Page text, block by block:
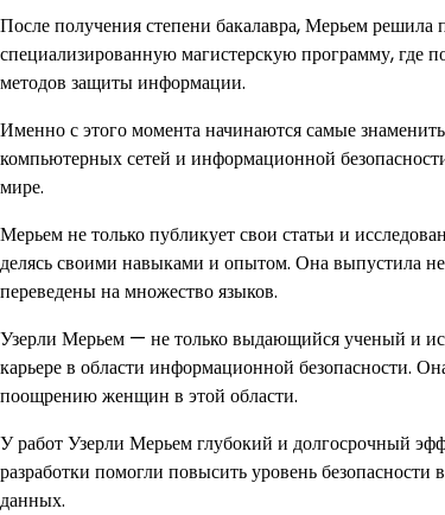
После получения степени бакалавра, Мерьем решила
специализированную магистерскую программу, где
методов защиты информации.
Именно с этого момента начинаются самые
компьютерных сетей и информационной
мире.
Мерьем не только публикует свои статьи и
делясь своими навыками и опытом. Она выпустила
переведены на множество языков.
Узерли Мерьем — не только выдающийся ученый и
карьере в области информационной безопасности.
поощрению женщин в этой области.
У работ Узерли Мерьем глубокий и долгосрочный
разработки помогли повысить уровень
данных.